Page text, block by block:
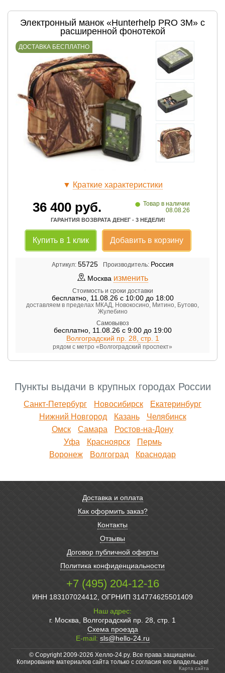
Электронный манок «Hunterhelp PRO 3M» с
расширенной фонотекой
ДОСТАВКА БЕСПЛАТНО
▼ Краткие характеристики
36 400руб. • Товар в наличии
08.08.26
ГАРАНТИЯ ВОЗВРАТА ДЕНЕГ - 3 НЕДЕЛИ!
Купить в 1 клик Добавить в корзину
Артикул: 55725 Производитель: Россия
Москва изменить
Стоимость и сроки доставки
бесплатно, 11.08.26 с 10:00 до 18:00
доставляем в пределах МКАД, Новокосино, Митино, Бутово,
Жулебино
Самовывоз
бесплатно, 11.08.26 с 9:00 до 19:00
Волгоградский пр. 28, стр. 1
рядом с метро «Волгоградский проспект»
Пункты выдачи в крупных городах России
Санкт-Петербург Новосибирск
Екатеринбург
Нижний Новгород
Казань
Челябинск
Омск
Самара
Ростов-на-Дону
Уфа
Красноярск
Пермь
Воронеж
Волгоград Краснодар
Доставка и оплата
Как оформить заказ?
Контакты
Отзывы
Договор публичной оферты
Политика конфиденциальности
+7 (495) 204-12-16
ИНН 183107024412, ОГРНИП 314774625501409
Наш адрес:
г. Москва, Волгоградский пр. 28, стр. 1
Схема проезда
E-mail: sls@hello-24.ru
© Copyright 2009-2026 Хелло-24.ру. Все права защищены.
Копирование материалов сайта только с согласия его владельцев!
Карта сайта